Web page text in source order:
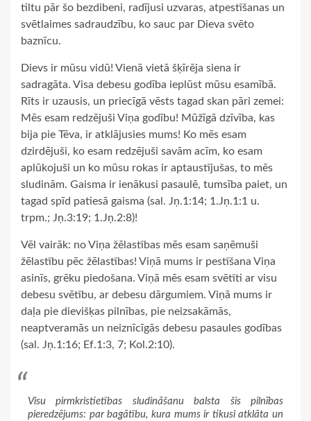
tiltu pār šo bezdibeni, radījusi uzvaras, atpestīšanas un
svētlaimes sadraudzību, ko sauc par Dieva svēto
baznīcu.
Dievs ir mūsu vidū! Vienā vietā šķīrēja siena ir
sadragāta. Visa debesu godība ieplūst mūsu esamībā.
Rīts ir uzausis, un priecīgā vēsts tagad skan pāri zemei:
Mēs esam redzējuši Viņa godību! Mūžīgā dzīvība, kas
bija pie Tēva, ir atklājusies mums! Ko mēs esam
dzirdējuši, ko esam redzējuši savām acīm, ko esam
aplūkojuši un ko mūsu rokas ir aptaustījušas, to mēs
sludinām. Gaisma ir ienākusi pasaulē, tumsība paiet, un
tagad spīd patiesā gaisma (sal. Jņ.1:14; 1.Jņ.1:1 u.
trpm.; Jņ.3:19; 1.Jņ.2:8)!
Vēl vairāk: no Viņa žēlastības mēs esam saņēmuši
žēlastību pēc žēlastības! Viņā mums ir pestīšana Viņa
asinīs, grēku piedošana. Viņā mēs esam svētīti ar visu
debesu svētību, ar debesu dārgumiem. Viņā mums ir
daļa pie dievišķas pilnības, pie neizsakāmās,
neaptveramās un neiznīcīgās debesu pasaules godības
(sal. Jņ.1:16; Ef.1:3, 7; Kol.2:10).
Visu pirmkristietības sludināšanu balsta šis pilnības
pieredzējums: par bagātību, kura mums ir tikusi atklāta un